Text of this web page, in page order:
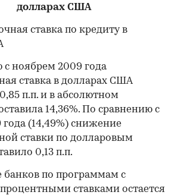
долларах США
с ноябрем 2009 года
ставка в долларах США
п.п. и в абсолютном
14,36%. По сравнению с
(14,49%) снижение
ставки по долларовым
0,13 п.п.
по программам с
ставками остается